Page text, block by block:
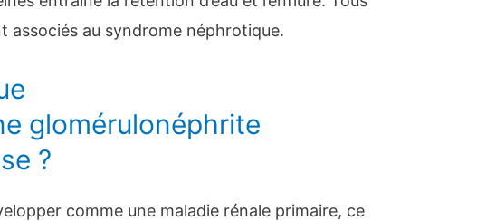
associés au syndrome néphrotique.
glomérulonéphrite
?
comme une maladie rénale primaire, ce